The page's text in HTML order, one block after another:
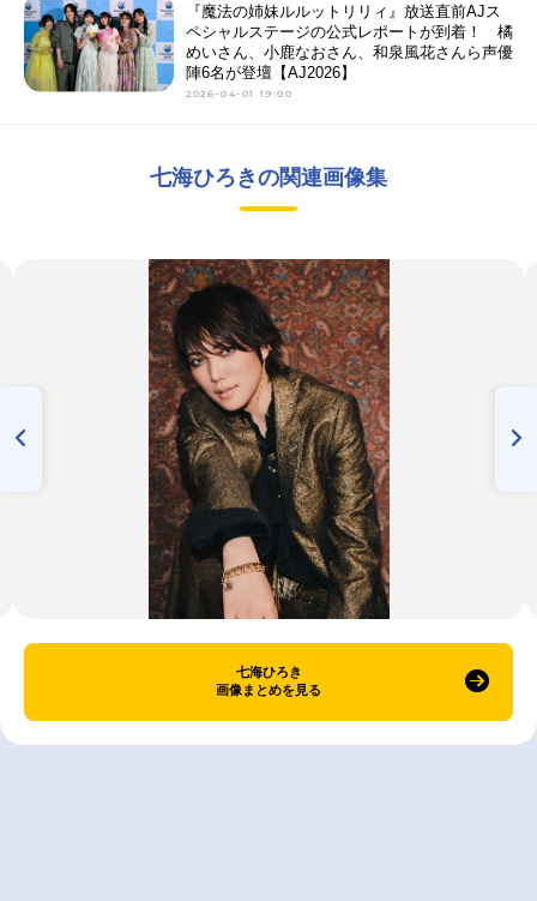
『魔法の姉妹ルルットリリィ』放送直前AJス
ペシャルステージの公式レポートが到着！ 橘
めいさん、小鹿なおさん、和泉風花さんら声優
陣6名が登壇【AJ2026】
2026-04-01 19:00
七海ひろきの関連画像集
七海ひろき
画像まとめを見る